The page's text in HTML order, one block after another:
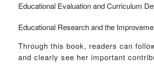
Educational Evaluation and Curriculum
Educational Research and the
Through this book, readers can
and clearly see her important